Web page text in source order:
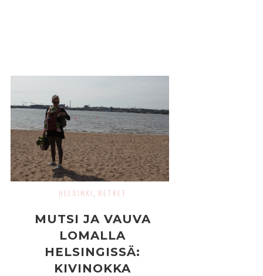
HELSINKI RETKET
MUTSI JA VAUVA
LOMALLA
HELSINGISSÄ:
KIVINOKKA